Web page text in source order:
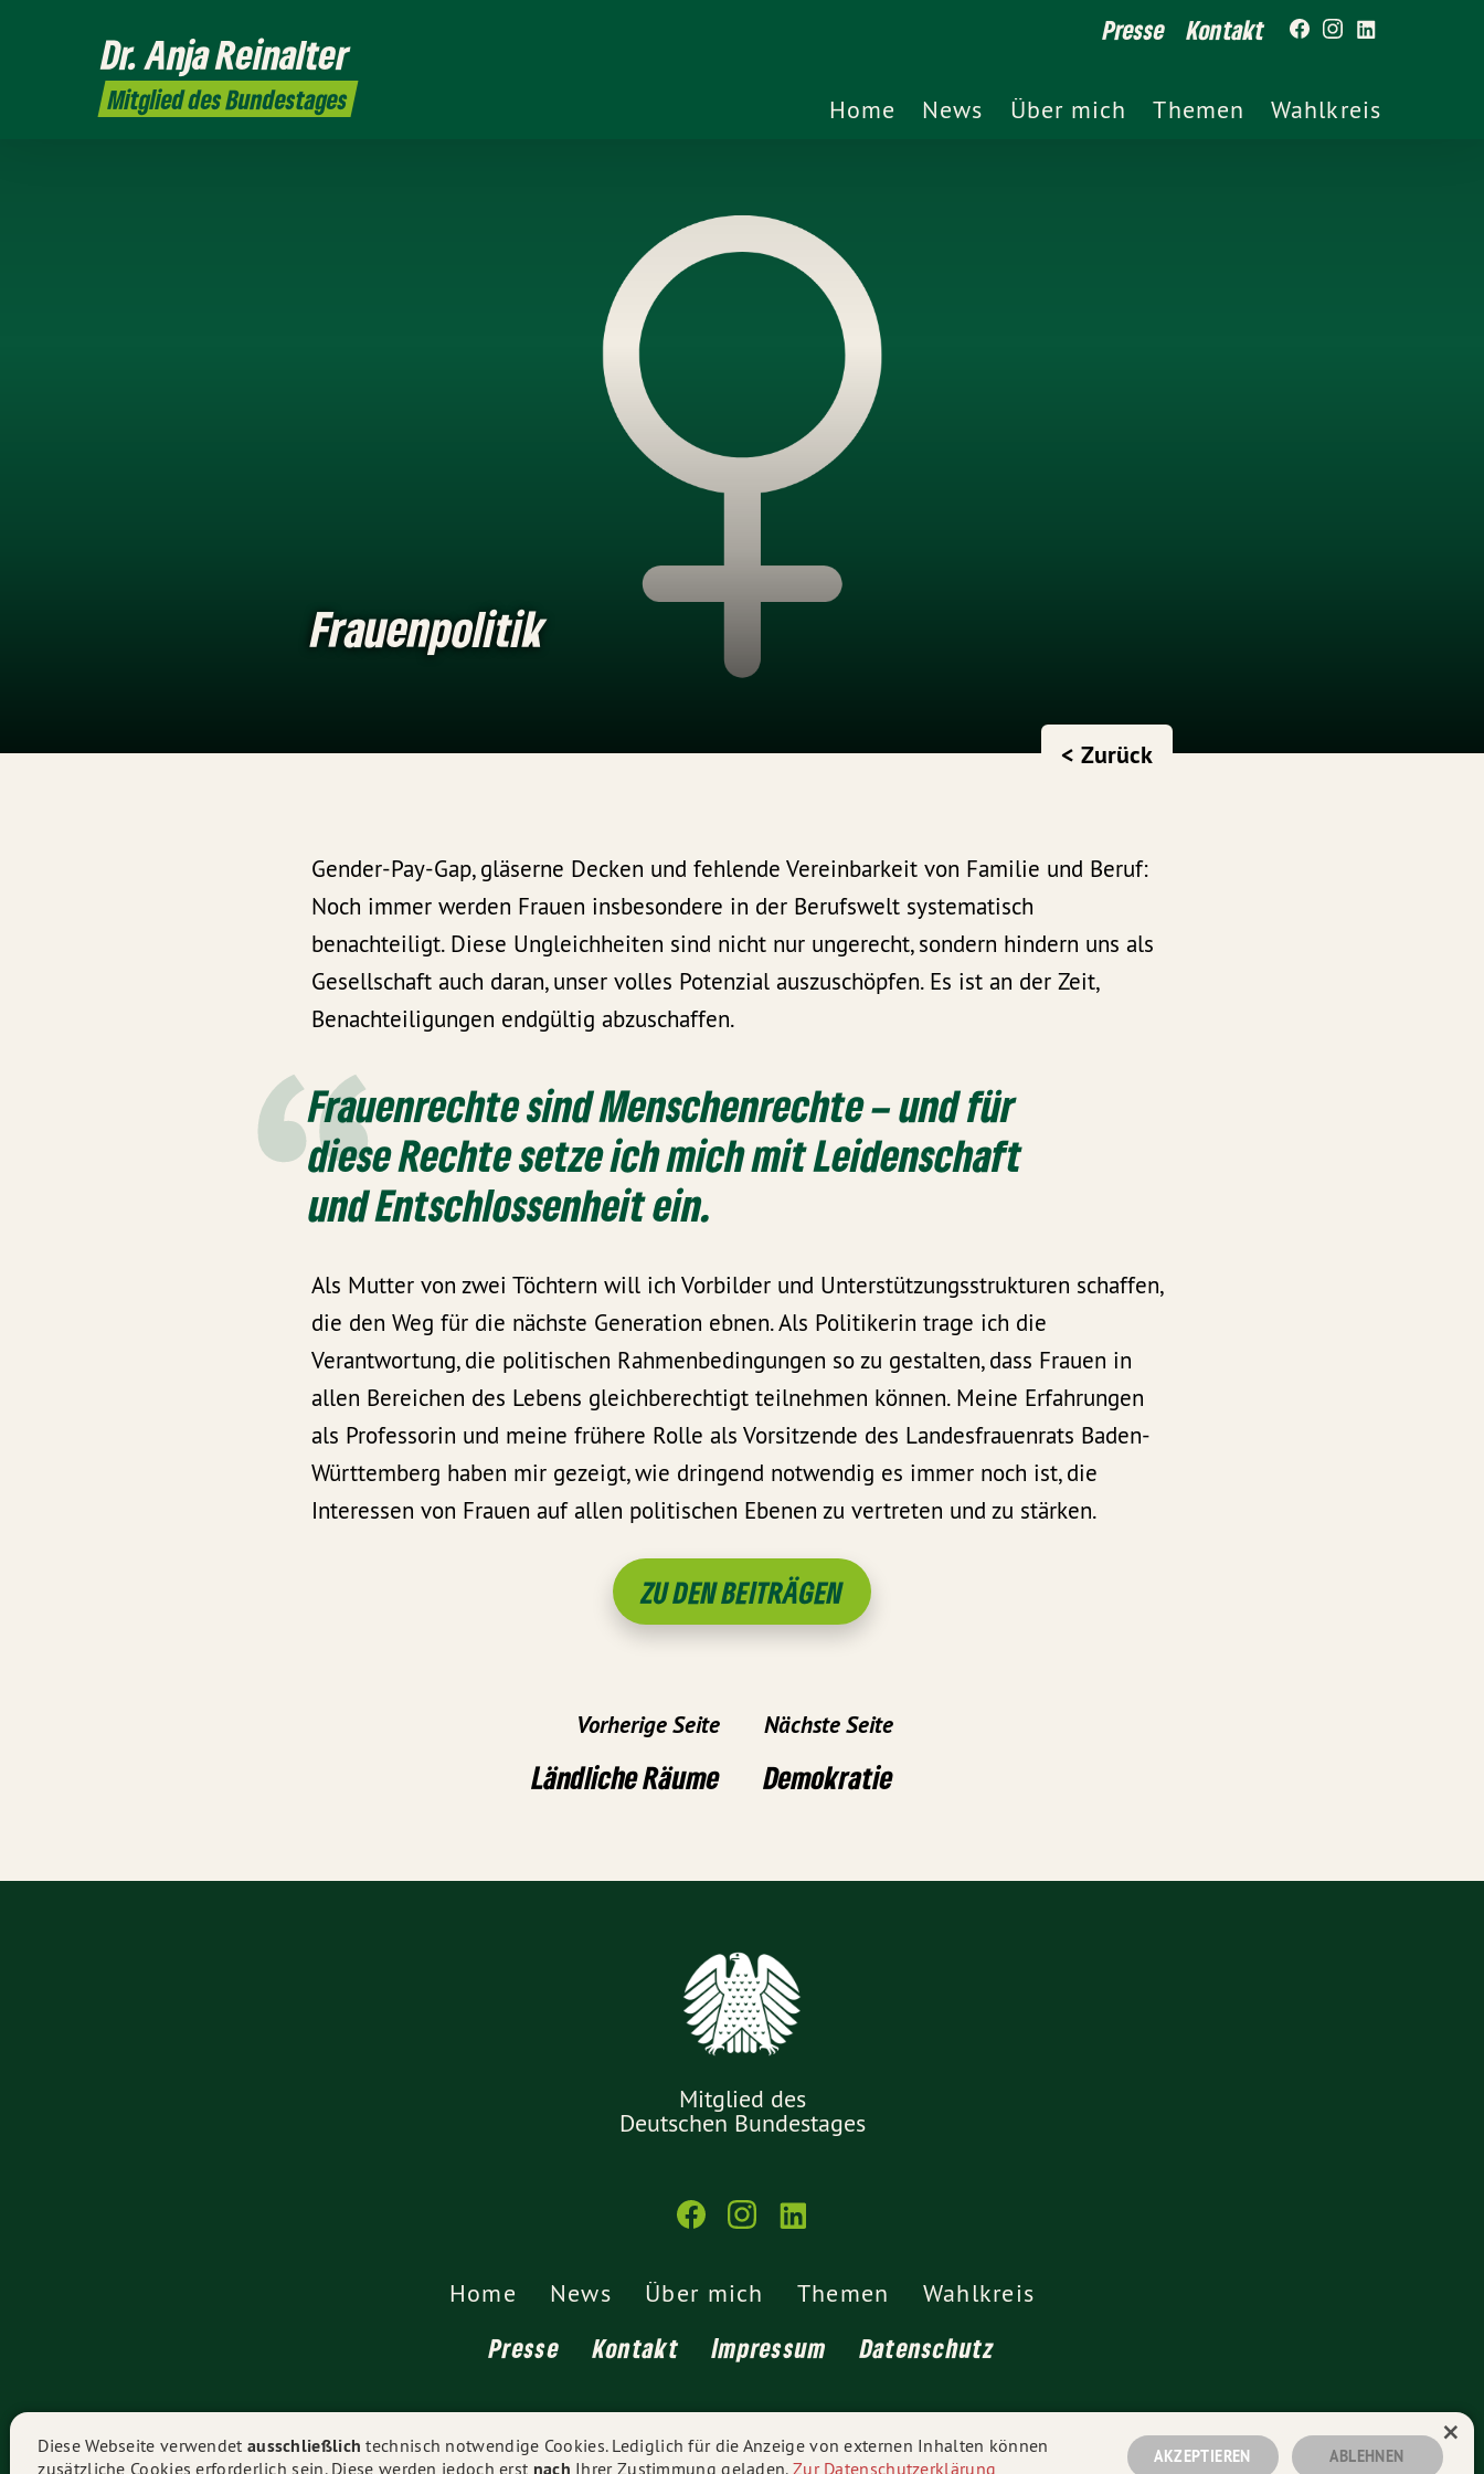
Dr. AnjaReinalter
Mitglied des Bundestages
Presse Kontakt
Home News Über mich Themen Wahlkreis
Frauenpolitik
< Zurück
Gender-Pay-Gap, gläserne Decken und fehlende Vereinbarkeit von Familie und Beruf:
Noch immer werden Frauen insbesondere in der Berufswelt systematisch
benachteiligt. Diese Ungleichheiten sind nicht nur ungerecht, sondern hindern uns als
Gesellschaft auch daran, unser volles Potenzial auszuschöpfen. Es ist an der Zeit,
Benachteiligungen endgültig abzuschaffen.
Frauenrechte sind Menschenrechte – und für
diese Rechte setze ich mich mit Leidenschaft
und Entschlossenheit ein.
Als Mutter von zwei Töchtern will ich Vorbilder und Unterstützungsstrukturen schaffen,
die den Weg für die nächste Generation ebnen. Als Politikerin trage ich die
Verantwortung, die politischen Rahmenbedingungen so zu gestalten, dass Frauen in
allen Bereichen des Lebens gleichberechtigt teilnehmen können. Meine Erfahrungen
als Professorin und meine frühere Rolle als Vorsitzende des Landesfrauenrats Baden-
Württemberg haben mir gezeigt, wie dringend notwendig es immer noch ist, die
Interessen von Frauen auf allen politischen Ebenen zu vertreten und zu stärken.
ZU DEN BEITRÄGEN
Vorherige Seite
Ländliche Räume
Nächste Seite
Demokratie
Mitglied des
Deutschen Bundestages
Home News Über mich Themen Wahlkreis
Presse Kontakt Impressum Datenschutz
© 2026 Dr. Anja Reinalter MdB - Alle Rechte vorbehalten.
Diese Webseite verwendet ausschließlich technisch notwendige Cookies. Lediglich für die Anzeige von externen Inhalten können
zusätzliche Cookies erforderlich sein. Diese werden jedoch erst nach Ihrer Zustimmung geladen. Zur Datenschutzerklärung
AKZEPTIEREN ABLEHNEN
×